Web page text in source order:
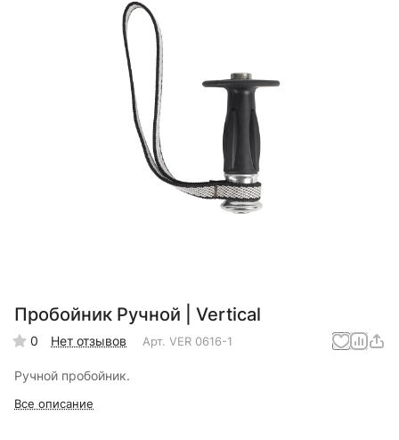
Пробойник Ручной | Vertical
0 Нет отзывов Арт. VER 0616-1
Ручной пробойник.
Все описание